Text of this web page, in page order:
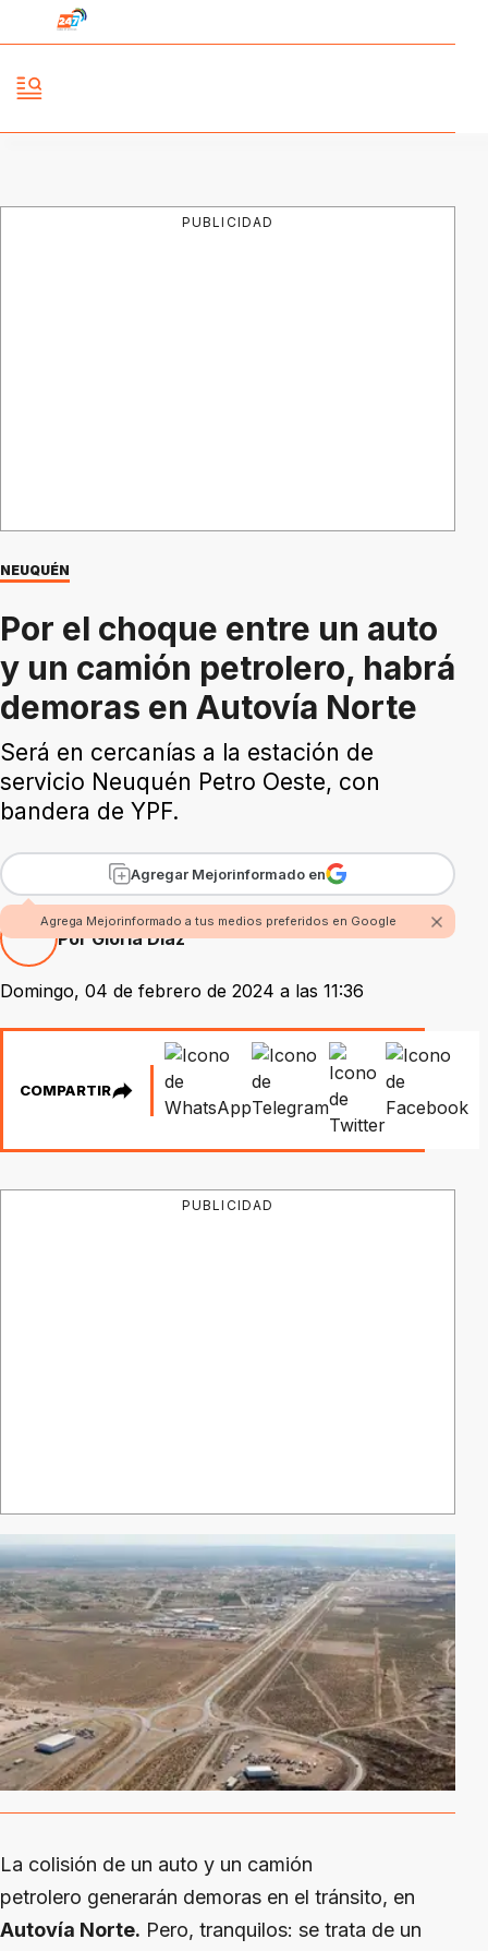
PUBLICIDAD
NEUQUÉN
Por el choque entre un auto
y un camión petrolero, habrá
demoras en Autovía Norte
Será en cercanías a la estación de
servicio Neuquén Petro Oeste, con
bandera de YPF.
Agregar Mejorinformado en
Agrega Mejorinformado a tus medios preferidos en Google
Por Gloria Díaz
Domingo, 04 de febrero de 2024 a las 11:36
COMPARTIR
PUBLICIDAD
La colisión de un auto y un camión
petrolero generarán demoras en el tránsito, en
Autovía Norte. Pero, tranquilos: se trata de un